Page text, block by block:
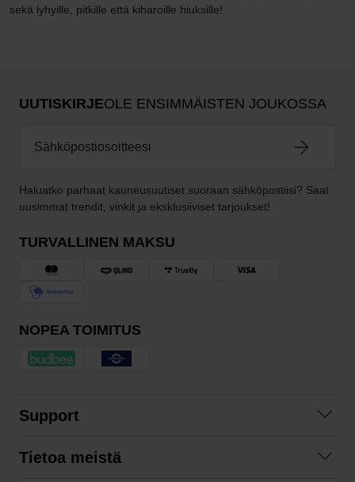
sekä lyhyille, pitkille että kiharoille hiuksille!
UUTISKIRJEOLE ENSIMMÄISTEN JOUKOSSA
Haluatko parhaat kauneusuutiset suoraan sähköpostiisi? Saat
uusimmat trendit, vinkit ja eksklusiiviset tarjoukset!
TURVALLINEN MAKSU
NOPEA TOIMITUS
Support
Tietoa meistä